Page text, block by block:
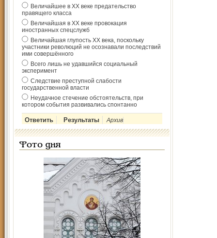
Величайшее в ХХ веке предательство
правящего класса
Величайшая в ХХ веке провокация
иностранных спецслужб
Величайшая глупость ХХ века, поскольку
участники революций не осознавали последствий
ими совершённого
Всего лишь не удавшийся социальный
эксперимент
Следствие преступной слабости
государственной власти
Неудачное стечение обстоятельств, при
котором события развивались спонтанно
Архив
Фото дня